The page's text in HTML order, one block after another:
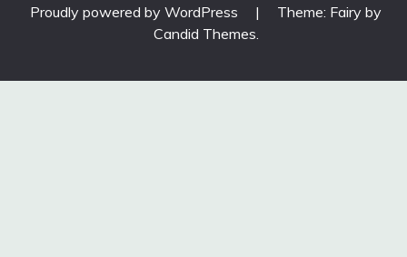
Proudly powered by WordPress
|
Theme: Fairy by
Candid Themes